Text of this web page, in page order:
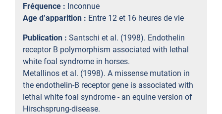
Fréquence : Inconnue
Age d’apparition : Entre 12 et 16 heures de vie
Publication : Santschi et al. (1998). Endothelin
receptor B polymorphism associated with lethal
white foal syndrome in horses.
Metallinos et al. (1998). A missense mutation in
the endothelin-B receptor gene is associated with
lethal white foal syndrome - an equine version of
Hirschsprung-disease.